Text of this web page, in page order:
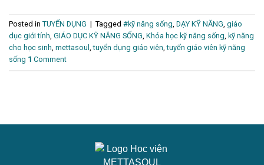
Posted in TUYỂN DỤNG | Tagged #kỹ năng sống, DẠY KỸ NĂNG, giáo
dục giới tính, GIÁO DỤC KỸ NĂNG SỐNG, Khóa học kỹ năng sống, kỹ năng
cho học sinh, mettasoul ,tuyển dụng giáo viên,tuyển giáo viên kỹ năng
sống 1 Comment